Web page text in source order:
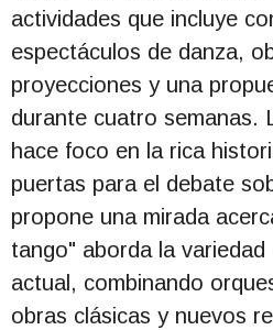
actividades que incluye
espectáculos de danza,
proyecciones y una
durante cuatro semanas.
hace foco en la rica
puertas para el debate
propone una mirada
tango" aborda la
actual, combinando
obras clásicas y nuevos